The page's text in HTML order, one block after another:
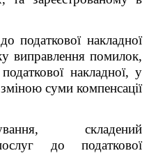
податкової накладної
виправлення помилок,
накладної, у
суми компенсації
складений
до податкової